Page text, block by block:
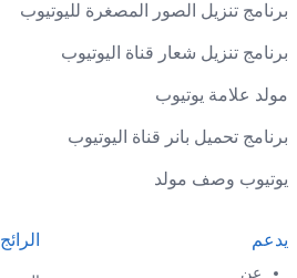
برنامج تنزيل الصور المصغرة لليوتيوب
برنامج تنزيل شعار قناة اليوتيوب
مولد علامة يوتيوب
برنامج تحميل بانر قناة اليوتيوب
يوتيوب وصف مولد
يدعم
عن
الرائج